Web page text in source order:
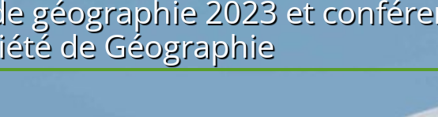
géographie 2023 et
de Géographie